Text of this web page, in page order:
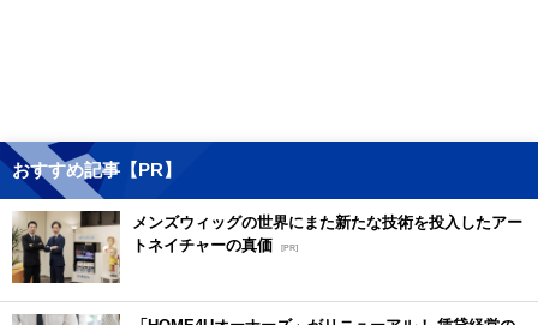
おすすめ記事【PR】
メンズウィッグの世界にまた新たな技術を投入したアー
トネイチャーの真価 [PR]